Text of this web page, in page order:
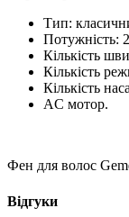
Тип:
Потужність:
Кількість
Кількість
Кількість
AC мотор.
Фен для волос
Відгуки